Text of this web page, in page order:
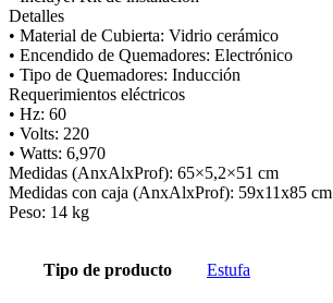
Detalles
• Material de Cubierta: Vidrio cerámico
• Encendido de Quemadores: Electrónico
• Tipo de Quemadores: Inducción
Requerimientos eléctricos
• Hz: 60
• Volts: 220
• Watts: 6,970
Medidas (AnxAlxProf): 65×5,2×51 cm
Medidas con caja (AnxAlxProf): 59x11x85 cm
Peso: 14 kg
Tipo de producto Estufa